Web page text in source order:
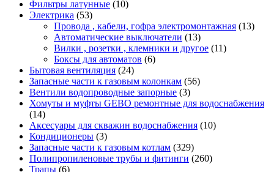
Фильтры латунные (10)
Электрика (53)
Провода , кабели, гофра электромонтажная (13)
Автоматические выключатели (13)
Вилки , розетки , клемники и другое (11)
Боксы для автоматов (6)
Бытовая вентиляция (24)
Запасные части к газовым колонкам (56)
Вентили водопроводные запорные (3)
Хомуты и муфты GEBO ремонтные для водоснабжения
(14)
Аксесуары для скважин водоснабжения (10)
Кондиционеры (3)
Запасные части к газовым котлам (329)
Полипропиленовые трубы и фитинги (260)
Трапы (6)